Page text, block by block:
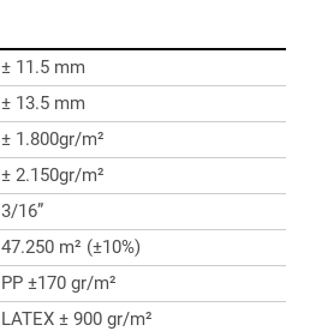
± 11.5 mm
± 13.5 mm
± 1.800gr/m²
± 2.150gr/m²
3/16”
47.250 m² (±10%)
PP ±170 gr/m²
LATEX ± 900 gr/m²